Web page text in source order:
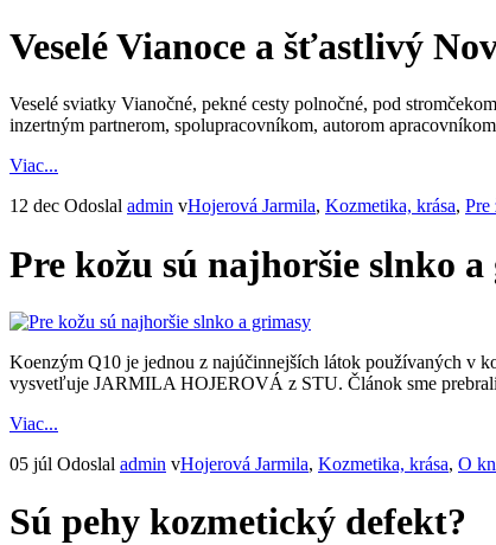
Veselé Vianoce a šťastlivý
Veselé sviatky Vianočné, pekné cesty polnočné, pod
inzertným partnerom, spolupracovníkom, autorom
Viac...
12 dec Odoslal admin vHojerová Jarmila, Kozmetika, krása, Pre
Pre kožu sú najhoršie slnko
Koenzým Q10 je jednou z najúčinnejších látok používaných v
vysvetľuje JARMILA HOJEROVÁ z STU. Článok sme
Viac...
05 júl Odoslal admin vHojerová Jarmila, Kozmetika, krása, O
Sú pehy kozmetický defekt?